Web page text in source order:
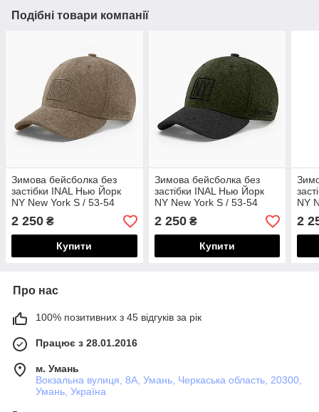
Подібні товари компанії
Зимова бейсболка без
застібки INAL Нью Йорк
NY New York S / 53-54
Бежевий 57853
2 250 ₴
Купити
Зимова бейсболка без
застібки INAL Нью Йорк
NY New York S / 53-54
Оливковий/ Чорний 64753
2 250₴
Купити
NY
2
Про нас
100% позитивних з 45 відгуків за рік
Працює з 28.01.2016
м. Умань
Вокзальна вулиця, 8А, Умань, Черкаська область, 20300,
Умань, Україна